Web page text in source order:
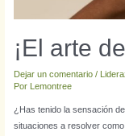
¡El arte
Dejar un comentario /
Por Lemontree
¿Has tenido la sensación
situaciones a resolver